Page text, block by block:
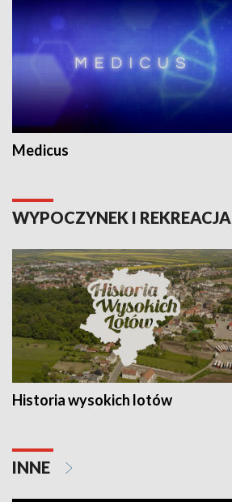
Medicus
WYPOCZYNEK I REKREACJA
Historia wysokich lotów
INNE